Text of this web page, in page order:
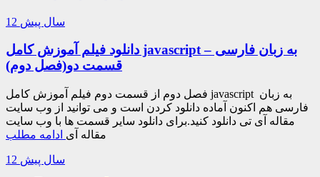
12 سال پیش
دانلود فیلم آموزش کامل javascript به زبان فارسی –
قسمت دو(فصل دوم)
فصل دوم از قسمت دوم فیلم آموزش کامل javascript به زبان
فارسی هم اکنون آماده دانلود کردن است و می توانید از وب سایت
مقاله آی تی دانلود کنید.برای دانلود سایر قسمت ها با وب سایت
مقاله آی ادامه مطلب
12 سال پیش